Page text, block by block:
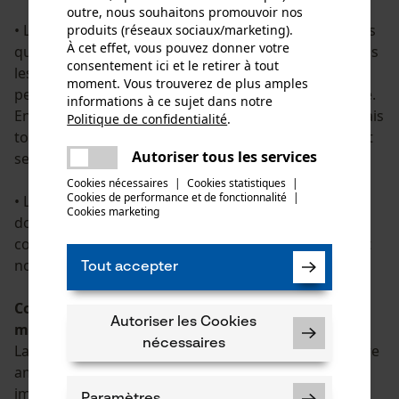
• Le KWF décerne le« KWF-Standard »à des produits
qui, lors des tests de port, satisfont pleinement à tous
les aspects de sécurité, mais qui ne sont pas aussi
performants en matière d’ergonomie et de durabilité.
En général, ces produits sont un peu moins chers mais
tout à fait conseillés pour les utilisateurs amateurs et
semi-professionnels.
• Les produits sans reconnaissance KWF ne peuvent
donc pas revendiquer une « aptitude à la pratique »
contrôlée. Ils répondent néanmoins aux exigences et
normes en vigueur en matière de sécurité.
Comparaison des bottes forestières avec et sans
membrane
La fonction des bottes anti-coupures peut encore être
améliorée avec, par exemple, des membranes
imperméables.
outre, nous souhaitons promouvoir nos
produits (réseaux sociaux/marketing).
À cet effet, vous pouvez donner votre
consentement ici et le retirer à tout
moment. Vous trouverez de plus amples
informations à ce sujet dans notre
Politique de confidentialité.
Autoriser tous les services
Cookies nécessaires | Cookies statistiques |
Cookies de performance et de fonctionnalité |
Cookies marketing
Tout accepter
Autoriser les Cookies
nécessaires
Une erreur s'est produite. Veuillez
essayer encore.
partager
partager
mail